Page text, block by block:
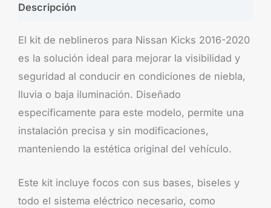
Descripción
El kit de neblineros para Nissan Kicks 2016-2020
es la solución ideal para mejorar la visibilidad y
seguridad al conducir en condiciones de niebla,
lluvia o baja iluminación. Diseñado
específicamente para este modelo, permite una
instalación precisa y sin modificaciones,
manteniendo la estética original del vehículo.
Este kit incluye focos con sus bases, biseles y
todo el sistema eléctrico necesario, como